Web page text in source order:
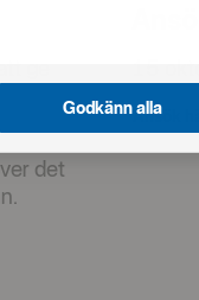
Godkänn alla
ge
det
15
Ansök här